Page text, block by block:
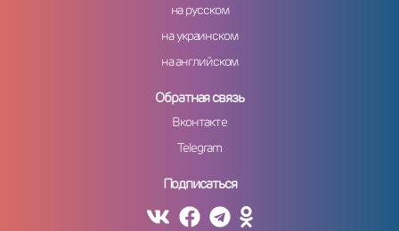
на русском
на украинском
на английском
Обратная связь
Вконтакте
Telegram
Подписаться